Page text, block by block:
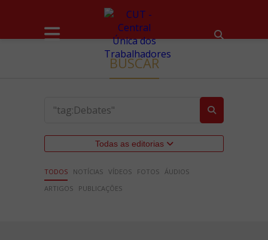
BUSCAR
Todas as editorias
TODOS NOTÍCIAS VÍDEOS FOTOS ÁUDIOS
ARTIGOS
PUBLICAÇÕES